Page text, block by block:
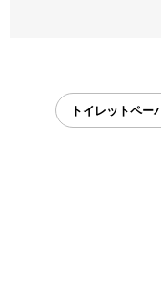
トイレットペー